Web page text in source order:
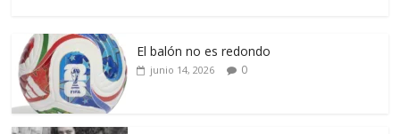
El balón no es redondo
junio 14, 2026 0